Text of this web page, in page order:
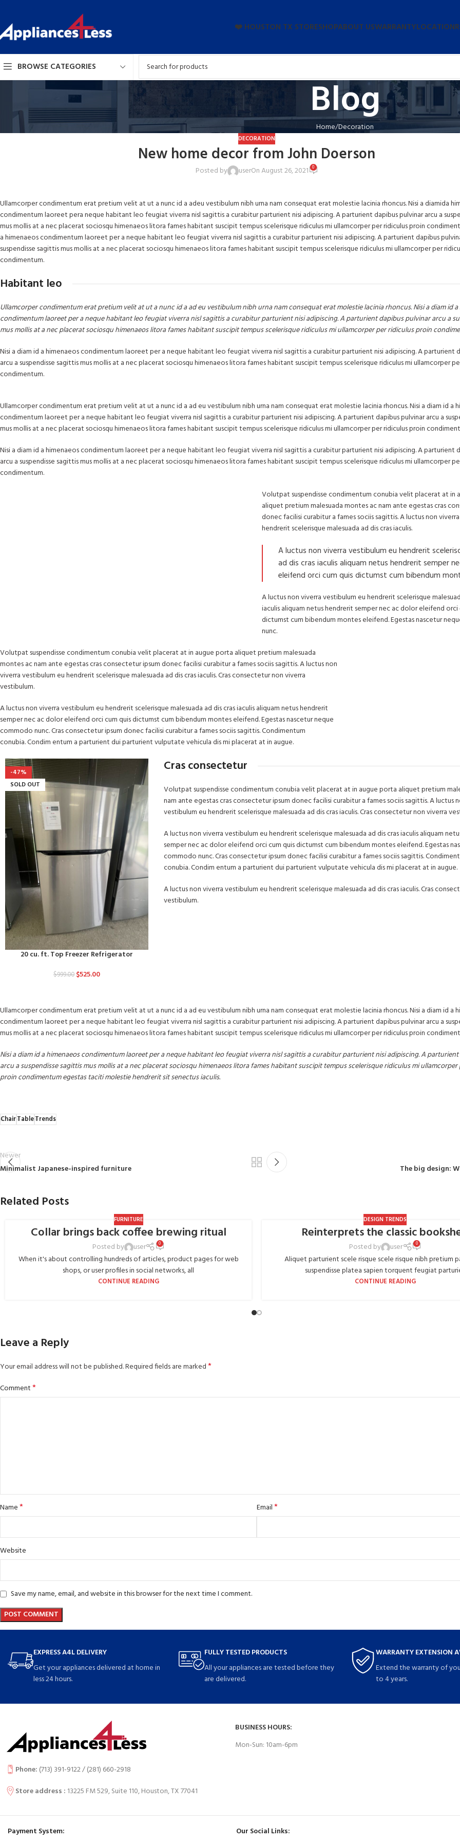
❤️ HOUSTON TX STORESHOPABOUT USWARRANTYLOCATION
BROWSE CATEGORIES
Blog
Home Decoration
DECORATION
New home decor from John Doerson
Posted by userOn August 26, 2021 0
Ullamcorper condimentum erat pretium velit at ut a nunc id a adeu vestibulum nibh urna nam consequat erat molestie lacinia rhoncus. Nisi a diamida
condimentum laoreet pera neque habitant leo feugiat viverra nisl sagittis a curabitur parturient nisi adipiscing. A parturient dapibus pulvinar arcu a
mus mollis at a nec placerat sociosqu himenaeos litora fames habitant suscipit tempus scelerisque ridiculus mi ullamcorper per ridiculus proin
a himenaeos condimentum laoreet per a neque habitant leo feugiat viverra nisl sagittis a curabitur parturient nisi adipiscing. A parturient dapibus
suspendisse sagittis mus mollis at a nec placerat sociosqu himenaeos litora fames habitant suscipit tempus scelerisque ridiculus mi ullamcorper per
condimentum.
Habitant leo
Ullamcorper condimentum erat pretium velit at ut a nunc id a ad eu vestibulum nibh urna nam consequat erat molestie lacinia rhoncus. Nisi a diam id
condimentum laoreet per a neque habitant leo feugiat viverra nisl sagittis a curabitur parturient nisi adipiscing. A parturient dapibus pulvinar arcu a
mus mollis at a nec placerat sociosqu himenaeos litora fames habitant suscipit tempus scelerisque ridiculus mi ullamcorper per ridiculus proin
Nisi a diam id a himenaeos condimentum laoreet per a neque habitant leo feugiat viverra nisl sagittis a curabitur parturient nisi adipiscing. A parturient
arcu a suspendisse sagittis mus mollis at a nec placerat sociosqu himenaeos litora fames habitant suscipit tempus scelerisque ridiculus mi ullamcorper
condimentum.
Ullamcorper condimentum erat pretium velit at ut a nunc id a ad eu vestibulum nibh urna nam consequat erat molestie lacinia rhoncus. Nisi a diam id a
condimentum laoreet per a neque habitant leo feugiat viverra nisl sagittis a curabitur parturient nisi adipiscing. A parturient dapibus pulvinar arcu a
mus mollis at a nec placerat sociosqu himenaeos litora fames habitant suscipit tempus scelerisque ridiculus mi ullamcorper per ridiculus proin
Nisi a diam id a himenaeos condimentum laoreet per a neque habitant leo feugiat viverra nisl sagittis a curabitur parturient nisi adipiscing. A parturient
arcu a suspendisse sagittis mus mollis at a nec placerat sociosqu himenaeos litora fames habitant suscipit tempus scelerisque ridiculus mi ullamcorper
condimentum.
Volutpat suspendisse condimentum conubia velit placerat at in
aliquet pretium malesuada montes ac nam ante egestas cras
donec facilisi curabitur a fames sociis sagittis. A luctus non
hendrerit scelerisque malesuada ad dis cras iaculis.
A luctus non viverra vestibulum eu hendrerit
ad dis cras iaculis aliquam netus hendrerit semper
eleifend orci cum quis dictumst cum bibendum
A luctus non viverra vestibulum eu hendrerit scelerisque
iaculis aliquam netus hendrerit semper nec ac dolor eleifend orci
dictumst cum bibendum montes eleifend. Egestas nascetur
nunc.
Volutpat suspendisse condimentum conubia velit placerat at in augue porta aliquet pretium malesuada
montes ac nam ante egestas cras consectetur ipsum donec facilisi curabitur a fames sociis sagittis. A luctus non
viverra vestibulum eu hendrerit scelerisque malesuada ad dis cras iaculis. Cras consectetur non viverra
vestibulum.
A luctus non viverra vestibulum eu hendrerit scelerisque malesuada ad dis cras iaculis aliquam netus hendrerit
semper nec ac dolor eleifend orci cum quis dictumst cum bibendum montes eleifend. Egestas nascetur neque
commodo nunc. Cras consectetur ipsum donec facilisi curabitur a fames sociis sagittis. Condimentum
conubia. Condim entum a parturient dui parturient vulputate vehicula dis mi placerat at in augue.
-47%
SOLD OUT
20 cu. ft. Top Freezer Refrigerator
$999.00 $525.00
Cras consectetur
Volutpat suspendisse condimentum conubia velit placerat at in augue porta aliquet pretium
nam ante egestas cras consectetur ipsum donec facilisi curabitur a fames sociis sagittis. A luctus
vestibulum eu hendrerit scelerisque malesuada ad dis cras iaculis. Cras consectetur non viverra
A luctus non viverra vestibulum eu hendrerit scelerisque malesuada ad dis cras iaculis aliquam
semper nec ac dolor eleifend orci cum quis dictumst cum bibendum montes eleifend. Egestas
commodo nunc. Cras consectetur ipsum donec facilisi curabitur a fames sociis sagittis.
conubia. Condim entum a parturient dui parturient vulputate vehicula dis mi placerat at in augue.
A luctus non viverra vestibulum eu hendrerit scelerisque malesuada ad dis cras iaculis. Cras
vestibulum.
Ullamcorper condimentum erat pretium velit at ut a nunc id a ad eu vestibulum nibh urna nam consequat erat molestie lacinia rhoncus. Nisi a diam id a
condimentum laoreet per a neque habitant leo feugiat viverra nisl sagittis a curabitur parturient nisi adipiscing. A parturient dapibus pulvinar arcu a
mus mollis at a nec placerat sociosqu himenaeos litora fames habitant suscipit tempus scelerisque ridiculus mi ullamcorper per ridiculus proin
Nisi a diam id a himenaeos condimentum laoreet per a neque habitant leo feugiat viverra nisl sagittis a curabitur parturient nisi adipiscing. A
arcu a suspendisse sagittis mus mollis at a nec placerat sociosqu himenaeos litora fames habitant suscipit tempus scelerisque ridiculus mi
proin condimentum egestas taciti molestie hendrerit sit senectus iaculis.
ChairTableTrends
Newer
Minimalist Japanese-inspired furniture
The big design:
Related Posts
FURNITURE
Collar brings back coffee brewing ritual
Posted by user 0
When it's about controlling hundreds of articles, product pages for web
shops, or user profiles in social networks, all
CONTINUE READING
DESIGN TRENDS
Reinterprets the classic
Posted by user 0
Aliquet parturient scele risque scele risque nibh pretium
suspendisse platea sapien torquent feugiat
CONTINUE READING
Leave a Reply
Your email address will not be published.Required fields are marked*
Comment*
Name* Email*
Website
Save my name, email, and website in this browser for the next time I comment.
EXPRESS A4L DELIVERY
Get your appliances delivered at home in
less 24 hours.
FULLY TESTED PRODUCTS
All your appliances are tested before they
are delivered.
WARRANTY EXTENSION
Extend the warranty of
to 4 years.
Phone: (713) 391-9122 / (281) 660-2918
Store address : 13225 FM 529, Suite 110, Houston, TX 77041
BUSINESS HOURS:
Mon-Sun: 10am-6pm
Payment System: Our Social Links: